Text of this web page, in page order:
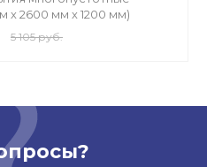
х 2600 мм х 1200 мм)
5 105 руб.